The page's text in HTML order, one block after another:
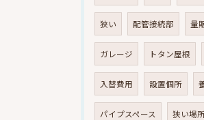
狭い 配管接続部 量
ガレージ トタン屋根
入替費用 設置個所
パイプスペース 狭い場